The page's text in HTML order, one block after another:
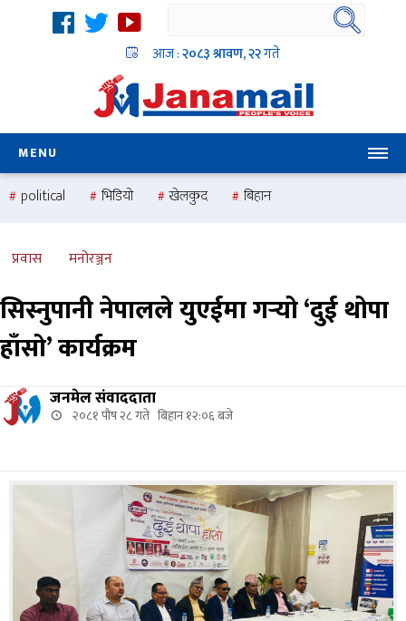
आज :२०८३ श्रावण, २२गते
MENU
political भिडियो खेलकुद
बिहान
national
health
प्रवास मनोरञ्जन
सिस्नुपानी नेपालले युएईमा गर्‍यो ‘दुई थोपा
हाँसो’ कार्यक्रम
जनमेल संवाददाता
२०८१ पौष २८ गते बिहान १२:०६ बजे